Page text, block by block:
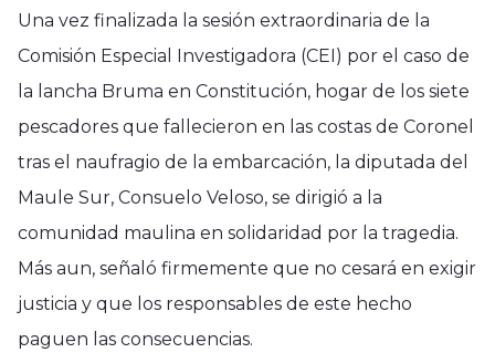
Una vez finalizada la sesión extraordinaria de la
Comisión Especial Investigadora (CEI) por el caso de
la lancha Bruma en Constitución, hogar de los siete
pescadores que fallecieron en las costas de Coronel
tras el naufragio de la embarcación, la diputada del
Maule Sur, Consuelo Veloso, se dirigió a la
comunidad maulina en solidaridad por la tragedia.
Más aun, señaló firmemente que no cesará en exigir
justicia y que los responsables de este hecho
paguen las consecuencias.